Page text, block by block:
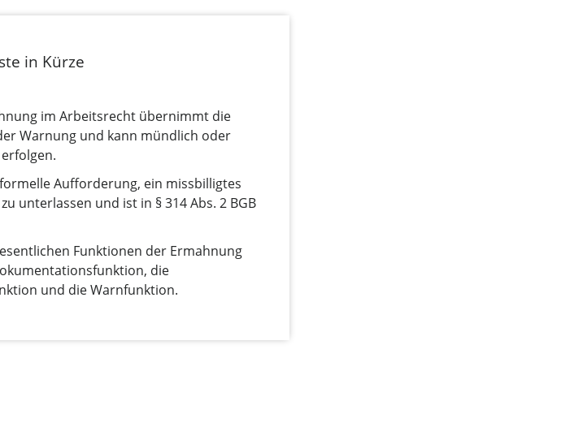
in Kürze
im Arbeitsrecht übernimmt die
Warnung und kann mündlich oder
Aufforderung, ein missbilligtes
unterlassen und ist in § 314 Abs. 2 BGB
Funktionen der Ermahnung
die
und die Warnfunktion.